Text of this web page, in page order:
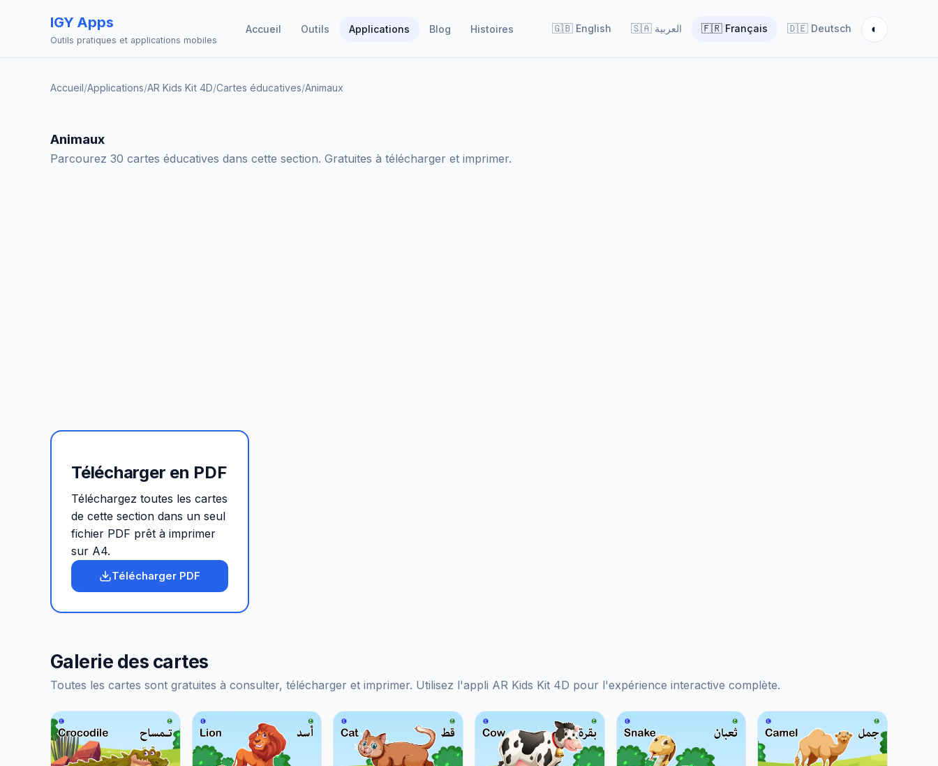
IGY Apps
Outils pratiques et applications mobiles
Accueil Outils Applications Blog Histoires 🇬🇧 English 🇸🇦 العربية 🇫🇷 Français 🇩🇪 Deutsch ◐
Accueil/Applications/AR Kids Kit 4D/Cartes éducatives/Animaux
Animaux
Parcourez 30 cartes éducatives dans cette section. Gratuites à télécharger et imprimer.
Télécharger en PDF
Téléchargez toutes les cartes
de cette section dans un seul
fichier PDF prêt à imprimer
sur A4.
Télécharger PDF
Galerie des cartes
Toutes les cartes sont gratuites à consulter, télécharger et imprimer. Utilisez l'appli AR Kids Kit 4D pour l'expérience interactive complète.